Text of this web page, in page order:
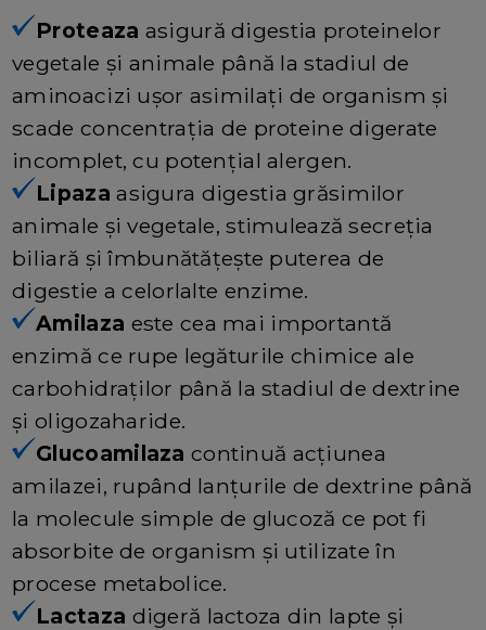
Proteaza asigură digestia proteinelor
vegetale și animale până la stadiul de
aminoacizi ușor asimilați de organism și
scade concentrația de proteine digerate
incomplet, cu potențial alergen.
Lipaza asigura digestia grăsimilor
animale și vegetale, stimulează secreția
biliară și îmbunătățește puterea de
digestie a celorlalte enzime.
Amilaza este cea mai importantă
enzimă ce rupe legăturile chimice ale
carbohidraților până la stadiul de dextrine
și oligozaharide.
Glucoamilaza continuă acțiunea
amilazei, rupând lanțurile de dextrine până
la molecule simple de glucoză ce pot fi
absorbite de organism și utilizate în
procese metabolice.
Lactaza digeră lactoza din lapte și